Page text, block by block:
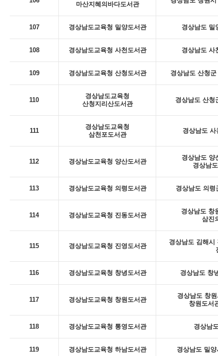
마산지혜의바다도서관
107 경상남도교육청 밀양도서관 경상남도 밀
108 경상남도교육청 사천도서관 경상남도 사
109 경상남도교육청 산청도서관 경상남도 산청
110
경상남도교육청
산청지리산도서관
경상남도 산청
111
경상남도교육청
삼천포도서관
경상남도 사
112 경상남도교육청 양산도서관
경상남도 양
경상남
113 경상남도교육청 의령도서관 경상남도 의령
114 경상남도교육청 진동도서관
경상남도 창
삼진
115 경상남도교육청 진영도서관
경상남도 김해시
116 경상남도교육청 창녕도서관 경상남도 창
117 경상남도교육청 창원도서관
경상남도 창
창원도서
118 경상남도교육청 통영도서관 경상남
119 경상남도교육청 하남도서관 경상남도 밀